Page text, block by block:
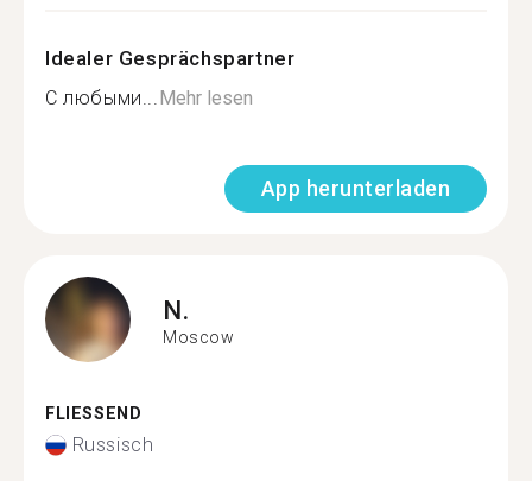
Idealer Gesprächspartner
С любыми... Mehr lesen
App herunterladen
N.
Moscow
FLIESSEND
Russisch